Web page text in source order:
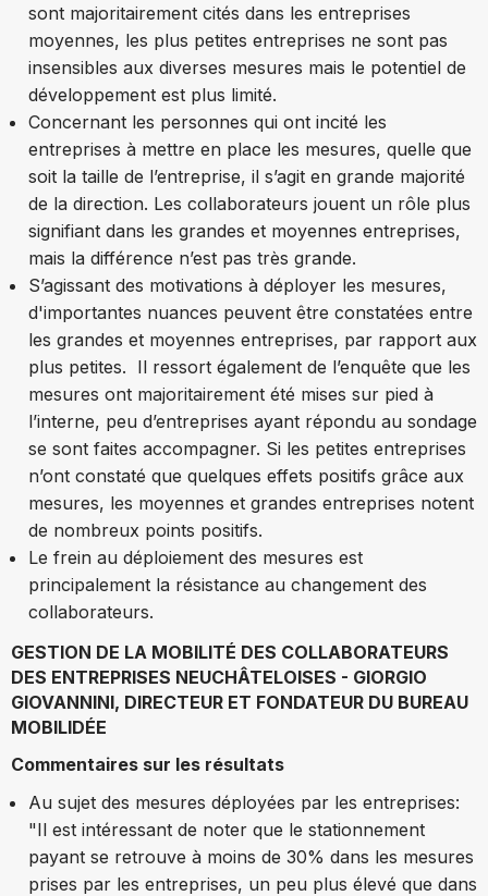
sont majoritairement cités dans les entreprises
moyennes, les plus petites entreprises ne sont pas
insensibles aux diverses mesures mais le potentiel de
développement est plus limité.
Concernant les personnes qui ont incité les
entreprises à mettre en place les mesures, quelle que
soit la taille de l’entreprise, il s’agit en grande majorité
de la direction. Les collaborateurs jouent un rôle plus
signifiant dans les grandes et moyennes entreprises,
mais la différence n’est pas très grande.
S’agissant des motivations à déployer les mesures,
d'importantes nuances peuvent être constatées entre
les grandes et moyennes entreprises, par rapport aux
plus petites. Il ressort également de l’enquête que les
mesures ont majoritairement été mises sur pied à
l’interne, peu d’entreprises ayant répondu au sondage
se sont faites accompagner. Si les petites entreprises
n’ont constaté que quelques effets positifs grâce aux
mesures, les moyennes et grandes entreprises notent
de nombreux points positifs.
Le frein au déploiement des mesures est
principalement la résistance au changement des
collaborateurs.
GESTION DE LA MOBILITÉ DES COLLABORATEURS
DES ENTREPRISES NEUCHÂTELOISES - GIORGIO
GIOVANNINI, DIRECTEUR ET FONDATEUR DU BUREAU
MOBILIDÉE
Commentaires sur les résultats
Au sujet des mesures déployées par les entreprises:
"Il est intéressant de noter que le stationnement
payant se retrouve à moins de 30% dans les mesures
prises par les entreprises, un peu plus élevé que dans